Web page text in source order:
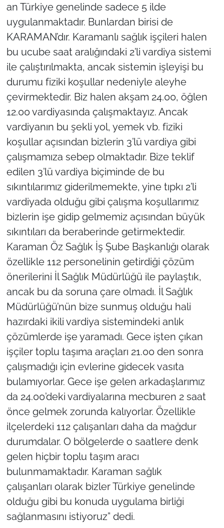
an Türkiye genelinde sadece 5 ilde
uygulanmaktadır. Bunlardan birisi de
KARAMAN’dır. Karamanlı sağlık işçileri halen
bu ucube saat aralığındaki 2’li vardiya sistemi
ile çalıştırılmakta, ancak sistemin işleyişi bu
durumu fiziki koşullar nedeniyle aleyhe
çevirmektedir. Biz halen akşam 24.00, öğlen
12.00 vardiyasında çalışmaktayız. Ancak
vardiyanın bu şekli yol, yemek vb. fiziki
koşullar açısından bizlerin 3’lü vardiya gibi
çalışmamıza sebep olmaktadır. Bize teklif
edilen 3’lü vardiya biçiminde de bu
sıkıntılarımız giderilmemekte, yine tıpkı 2’li
vardiyada olduğu gibi çalışma koşullarımız
bizlerin işe gidip gelmemiz açısından büyük
sıkıntıları da beraberinde getirmektedir.
Karaman Öz Sağlık İş Şube Başkanlığı olarak
özellikle 112 personelinin getirdiği çözüm
önerilerini İl Sağlık Müdürlüğü ile paylaştık,
ancak bu da soruna çare olmadı. İl Sağlık
Müdürlüğü’nün bize sunmuş olduğu hali
hazırdaki ikili vardiya sistemindeki anlık
çözümlerde işe yaramadı. Gece işten çıkan
işçiler toplu taşıma araçları 21.00 den sonra
çalışmadığı için evlerine gidecek vasıta
bulamıyorlar. Gece işe gelen arkadaşlarımız
da 24.00’deki vardiyalarına mecburen 2 saat
önce gelmek zorunda kalıyorlar. Özellikle
ilçelerdeki 112 çalışanları daha da mağdur
durumdalar. O bölgelerde o saatlere denk
gelen hiçbir toplu taşım aracı
bulunmamaktadır. Karaman sağlık
çalışanları olarak bizler Türkiye genelinde
olduğu gibi bu konuda uygulama birliği
sağlanmasını istiyoruz” dedi.